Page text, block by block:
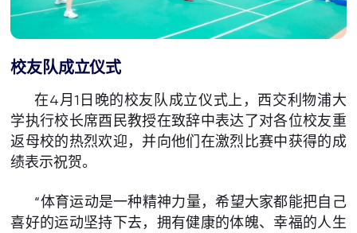
校友队成立仪式
在4月1日晚的校友队成立仪式上，西交利物浦大
学执行校长席酉民教授在致辞中表达了对各位校友重
返母校的热烈欢迎，并向他们在激烈比赛中获得的成
绩表示祝贺。
“体育运动是一种精神力量，希望大家都能把自己
喜好的运动坚持下去，拥有健康的体魄、幸福的人生